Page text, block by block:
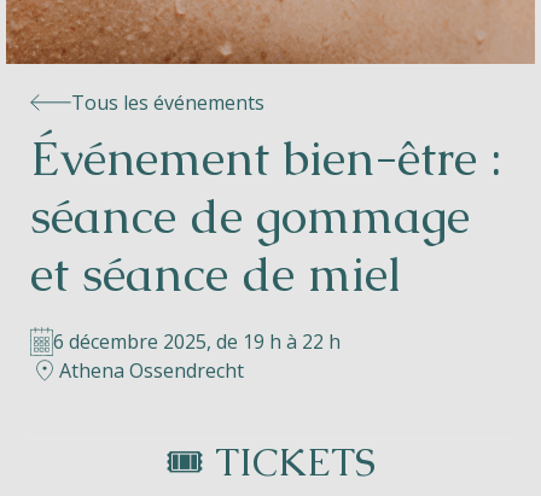
Parcs
Le Perron
Helios
Contact
FR NL EN
Tous les événements
Événement bien-être :
séance de gommage
et séance de miel
6 décembre 2025, de 19 h à 22 h
Athena Ossendrecht
🎟️ TICKETS